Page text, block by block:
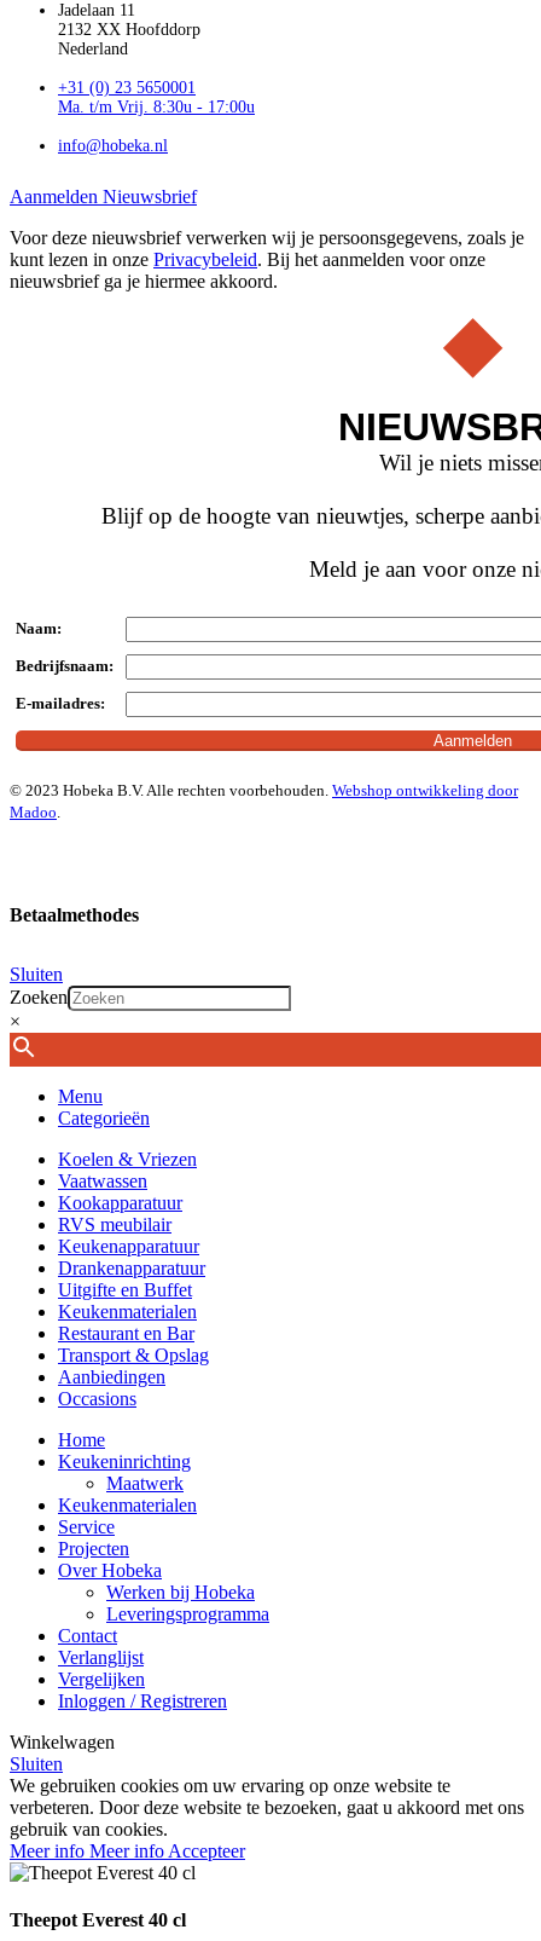
Jadelaan 11
2132 XX Hoofddorp
Nederland
+31 (0) 23 5650001
Ma. t/m Vrij. 8:30u - 17:00u
info@hobeka.nl
Aanmelden Nieuwsbrief
Voor deze nieuwsbrief verwerken wij je persoonsgegevens, zoals je
kunt lezen in onze Privacybeleid. Bij het aanmelden voor onze
nieuwsbrief ga je hiermee akkoord.
Wil je niets
Blijf op de hoogte van nieuwtjes, scherpe
Meld je aan voor onze
Naam:
Bedrijfsnaam:
E-mailadres:
© 2023 Hobeka B.V. Alle rechten voorbehouden. Webshop ontwikkeling door
Madoo.
Betaalmethodes
Sluiten
Zoeken
×
Menu
Categorieën
Koelen & Vriezen
Vaatwassen
Kookapparatuur
RVS meubilair
Keukenapparatuur
Drankenapparatuur
Uitgifte en Buffet
Keukenmaterialen
Restaurant en Bar
Transport & Opslag
Aanbiedingen
Occasions
Home
Keukeninrichting
Maatwerk
Keukenmaterialen
Service
Projecten
Over Hobeka
Werken bij Hobeka
Leveringsprogramma
Contact
Verlanglijst
Vergelijken
Inloggen / Registreren
Winkelwagen
Sluiten
We gebruiken cookies om uw ervaring op onze website te
verbeteren. Door deze website te bezoeken, gaat u akkoord met ons
gebruik van cookies.
Meer info Meer info Accepteer
Theepot Everest 40 cl